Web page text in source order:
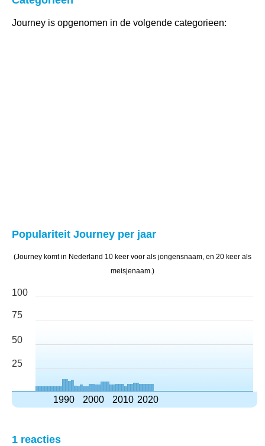
Journey is opgenomen in de volgende categorieen:
Populariteit Journey per jaar
(Journey komt in Nederland 10 keer voor als jongensnaam, en 20 keer als
meisjenaam.)
100
75
50
25
1990 2000 2010 2020
1 reacties